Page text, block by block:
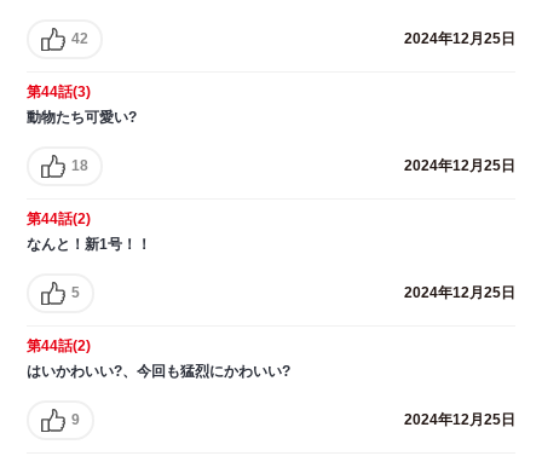
42 2024年12月25日
第44話(3)
動物たち可愛い?
18 2024年12月25日
第44話(2)
なんと！新1号！！
5 2024年12月25日
第44話(2)
はいかわいい?、今回も猛烈にかわいい?
9 2024年12月25日